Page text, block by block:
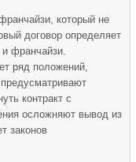
который не
договор определяет
франчайзи.
ряд положений,
контракт с
осложняют вывод из
законов